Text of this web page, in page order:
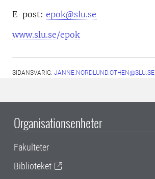
E-post: epok@slu.se
www.slu.se/epok
SIDANSVARIG: JANNE.NORDLUND.OTHEN@SLU.SE
Organisationsenheter
Fakulteter
Biblioteket